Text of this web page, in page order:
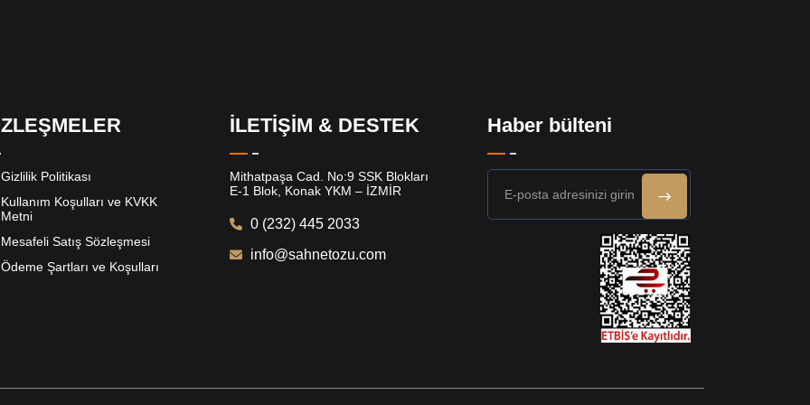
Gizlilik Politikası
Kullanım Koşulları ve KVKK
Metni
Mesafeli Satış Sözleşmesi
Ödeme Şartları ve Koşulları
İLETİŞİM & DESTEK
Mithatpaşa Cad. No:9 SSK Blokları
E-1 Blok, Konak YKM – İZMİR
0 (232) 445 2033
info@sahnetozu.com
Haber bülteni